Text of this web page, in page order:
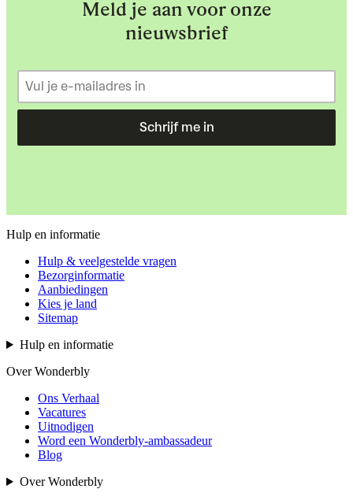
Meld je aan voor onze
nieuwsbrief
Schrijf me in
Hulp en informatie
Hulp & veelgestelde vragen
Bezorginformatie
Aanbiedingen
Kies je land
Sitemap
Hulp en informatie
Over Wonderbly
Ons Verhaal
Vacatures
Uitnodigen
Word een Wonderbly-ambassadeur
Blog
Over Wonderbly